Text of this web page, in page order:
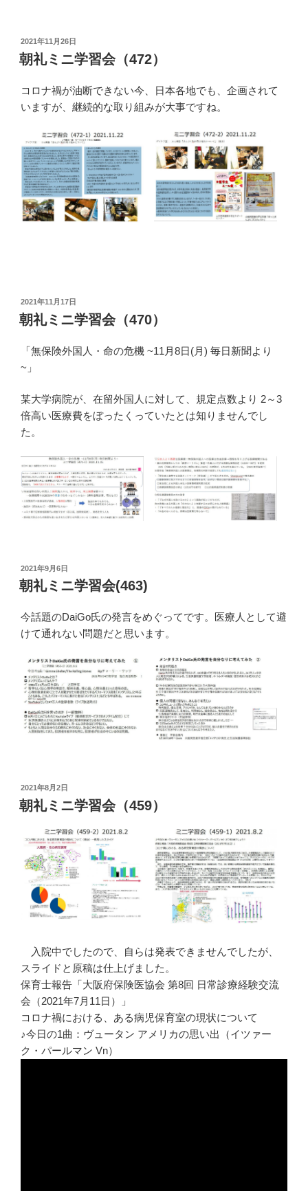
投
稿
日:
2021年11月26日
朝礼ミニ学習会（472）
コロナ禍が油断できない今、日本各地でも、企画されて
いますが、継続的な取り組みが大事ですね。
投
稿
日:
2021年11月17日
朝礼ミニ学習会（470）
「無保険外国人・命の危機 ~11月8日(月) 毎日新聞より
~」
某大学病院が、在留外国人に対して、規定点数より 2～3
倍高い医療費をぼったくっていたとは知りませんでし
た。
投
稿
日:
2021年9月6日
朝礼ミニ学習会(463)
今話題のDaiGo氏の発言をめぐってです。医療人として避
けて通れない問題だと思います。
投
稿
日:
2021年8月2日
朝礼ミニ学習会（459）
入院中でしたので、自らは発表できませんでしたが、
スライドと原稿は仕上げました。
保育士報告「大阪府保険医協会 第8回 日常診療経験交流
会（2021年7月11日）」
コロナ禍における、ある病児保育室の現状について
♪今日の1曲：ヴュータン アメリカの思い出（イツァー
ク・パールマン Vn）